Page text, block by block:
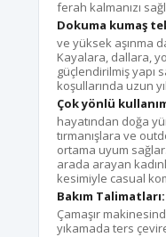
ferah kalmanızı
Dokuma kumaş
ve yüksek aşınma
Kayalara, dallara,
güçlendirilmiş yapı
koşullarında uzun
Çok yönlü
hayatından doğa
tırmanışlara ve
ortama uyum
arada arayan
kesimiyle casual
Bakım Talimatları:
Çamaşır
yıkamada ters